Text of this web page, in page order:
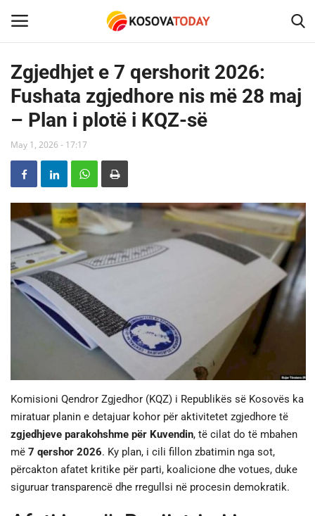
Home
KOSOVA
SHQIPERIA
MAQEDONIA
SHOWBIZ
BOTA
TECH
SPORTI
SHENDETI
Zgjedhjet e 7 qershorit 2026:
Fushata zgjedhore nis më 28 maj
– Plan i plotë i KQZ-së
May 1, 2026 - 17:17
Komisioni Qendror Zgjedhor (KQZ) i Republikës së Kosovës ka
miratuar planin e detajuar kohor për aktivitetet zgjedhore të
zgjedhjeve parakohshme për Kuvendin, të cilat do të mbahen
më 7 qershor 2026. Ky plan, i cili fillon zbatimin nga sot,
përcakton afatet kritike për parti, koalicione dhe votues, duke
siguruar transparencë dhe rregullsi në procesin demokratik.